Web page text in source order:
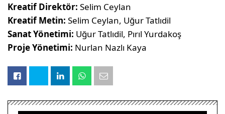
Kreatif Direktör: Selim Ceylan
Kreatif Metin: Selim Ceylan, Uğur Tatlıdil
Sanat Yönetimi: Uğur Tatlıdil, Pırıl Yurdakoş
Proje Yönetimi: Nurlan Nazlı Kaya